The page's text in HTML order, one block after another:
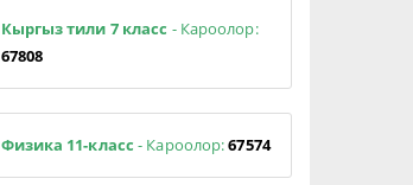
Кыргыз тили 7 класс - Кароолор:
67808
Физика 11-класс - Кароолор:67574